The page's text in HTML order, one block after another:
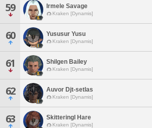
59 Irmele Savage
Kraken [Dynamis]
60 Yususur Yusu
Kraken [Dynamis]
61 Shilgen Bailey
Kraken [Dynamis]
62 Auvor Djt-setlas
Kraken [Dynamis]
63 Skitteringl Hare
Kraken [Dynamis]